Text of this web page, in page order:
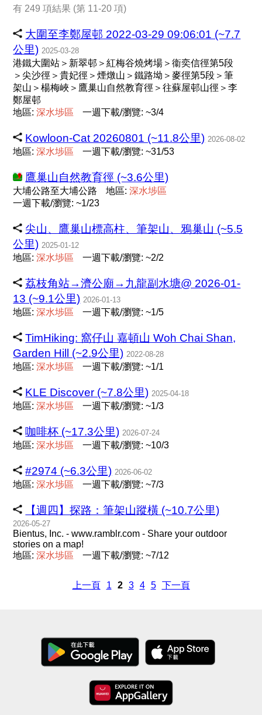
有 249 項結果 (第 11-20 項)
大圍至李鄭屋邨 2022-03-29 09:06:01 (~7.7
公里) 2025-03-28
港鐵大圍站＞新翠邨＞紅梅谷燒烤場＞衞奕信徑第5段
＞尖沙徑＞貴妃徑＞煙燉山＞鐵路坳＞麥徑第5段＞筆
架山＞楊梅峽＞鷹巢山自然教育徑＞往蘇屋邨山徑＞李
鄭屋邨
地區:深水埗區 一週下載/瀏覽: ~3/4
Kowloon-Cat 20260801 (~11.8公里) 2026-08-02
地區:深水埗區 一週下載/瀏覽: ~31/53
鷹巢山自然教育徑 (~3.6公里)
大埔公路至大埔公路 地區:深水埗區
一週下載/瀏覽: ~1/23
尖山、鷹巢山標高柱、筆架山、鴉巢山 (~5.5
公里) 2025-01-12
地區:深水埗區 一週下載/瀏覽: ~2/2
荔枝角站→濟公廟→九龍副水塘@ 2026-01-
13 (~9.1公里) 2026-01-13
地區:深水埗區 一週下載/瀏覽: ~1/5
TimHiking: 窩仔山 嘉頓山 Woh Chai Shan,
Garden Hill (~2.9公里) 2022-08-28
地區:深水埗區 一週下載/瀏覽: ~1/1
KLE Discover (~7.8公里) 2025-04-18
地區:深水埗區 一週下載/瀏覽: ~1/3
咖啡杯 (~17.3公里) 2026-07-24
地區:深水埗區 一週下載/瀏覽: ~10/3
#2974 (~6.3公里) 2026-06-02
地區:深水埗區 一週下載/瀏覽: ~7/3
【週四】探路：筆架山蹤橫 (~10.7公里)
2026-05-27
Bientus, Inc. - www.ramblr.com - Share your outdoor
stories on a map!
地區:深水埗區 一週下載/瀏覽: ~7/12
上一頁 1 2 3 4 5 下一頁